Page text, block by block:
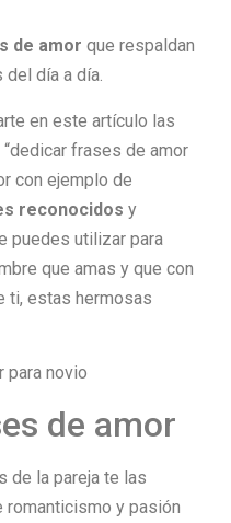
de amor que respaldan
día a día.
en este artículo las
frases de amor
con ejemplo de
reconocidos y
puedes utilizar para
que amas y que con
ti, estas hermosas
de amor
de la pareja te las
romanticismo y pasión